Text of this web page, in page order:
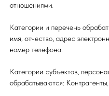
отношениями.
Категории и перечень
имя, отчество, адрес
номер телефона.
Категории субъектов,
обрабатываются: